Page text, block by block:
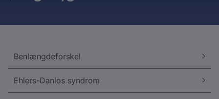
Benlængdeforskel
Ehlers-Danlos syndrom